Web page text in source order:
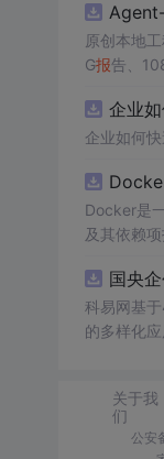
原创本地
G报告、
源码、
企业
企业如何
Docker是
及其依赖
国央
科易网基
的多样化
关于我
们
公安